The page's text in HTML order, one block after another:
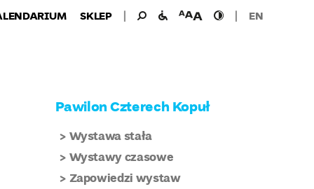
SKLEP Wyszukaj
Wyszukiwanie
dla:
udogodnieniawielkość
czcionki
wysoki
kontrast
EN
Pawilon Czterech Kopuł
Wystawa stała
Wystawy czasowe
Zapowiedzi wystaw